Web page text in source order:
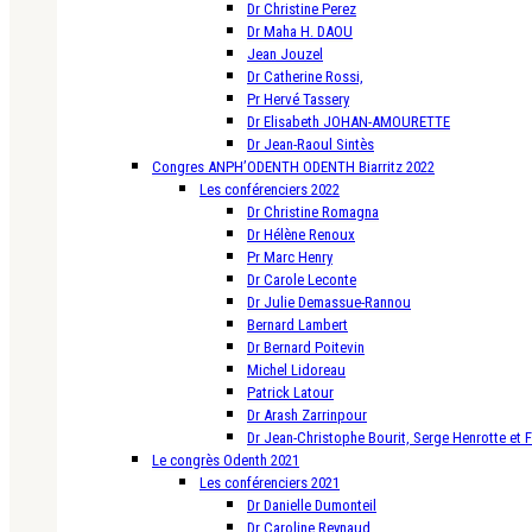
Dr Christine Perez
Dr Maha H. DAOU
Jean Jouzel
Dr Catherine Rossi,
Pr Hervé Tassery
Dr Elisabeth JOHAN-AMOURETTE
Dr Jean-Raoul Sintès
Congres ANPH’ODENTH ODENTH Biarritz 2022
Les conférenciers 2022
Dr Christine Romagna
Dr Hélène Renoux
Pr Marc Henry
Dr Carole Leconte
Dr Julie Demassue-Rannou
Bernard Lambert
Dr Bernard Poitevin
Michel Lidoreau
Patrick Latour
Dr Arash Zarrinpour
Dr Jean-Christophe Bourit, Serge Henrotte et
Le congrès Odenth 2021
Les conférenciers 2021
Dr Danielle Dumonteil
Dr Caroline Reynaud